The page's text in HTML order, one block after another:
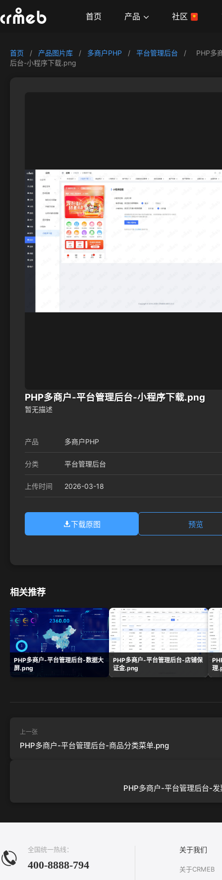
首页 产品 社区
首页 / 产品图片库 / 多商户PHP / 平台管理后台 /
PHP多
后台-小程序下载.png
PHP多商户-平台管理后台-小程序下载.png
暂无描述
产品 多商户PHP
分类 平台管理后台
上传时间 2026-03-18
下载原图 预览
相关推荐
PHP多商户-平台管理后台-数据大
屏.png
PHP多商户-平台管理后台-店铺保
证金.png
理
上一张
PHP多商户-平台管理后台-商品分类菜单.png
PHP多商户-平台管理后台-
全国统一热线：
400-8888-794
关于我们
关于CRMEB